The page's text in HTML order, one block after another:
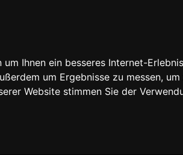
Ihnen ein besseres Internet-
um Ergebnisse zu messen,
Website stimmen Sie der